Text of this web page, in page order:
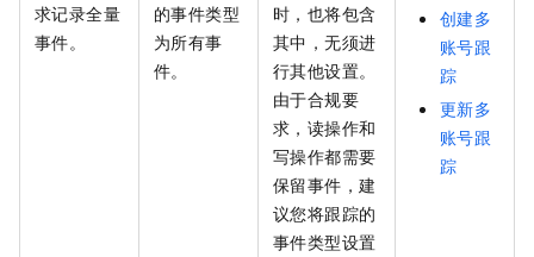
求记录全量
事件。
的事件类型
为所有事
件。
时，也将包含
其中，无须进
行其他设置。
由于合规要
求，读操作和
写操作都需要
保留事件，建
议您将跟踪的
事件类型设置
创建多
账号跟
踪
更新多
账号跟
踪